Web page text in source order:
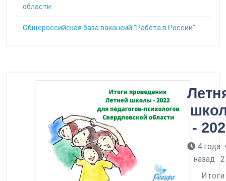
области
Общероссийская база вакансий "Работа в России"
-
4 года
назад
Итоги